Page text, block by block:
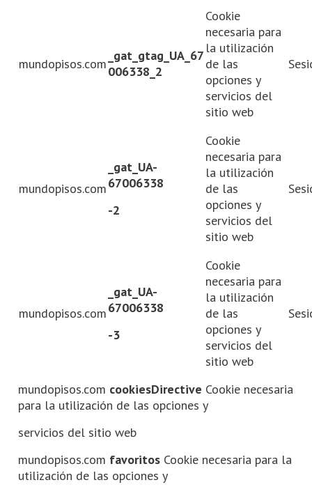
mundopisos.com
_gat_gtag_UA_67
006338_2
Cookie
necesaria para
la utilización
de las
opciones y
servicios del
sitio web
mundopisos.com
_gat_UA-
67006338
-2
Cookie
necesaria para
la utilización
de las
opciones y
servicios del
sitio web
mundopisos.com
_gat_UA-
67006338
-3
Cookie
necesaria para
la utilización
de las
opciones y
servicios del
sitio web
mundopisos.com cookiesDirective Cookie necesaria
para la utilización de las opciones y
servicios del sitio web
mundopisos.com favoritos Cookie necesaria para la
utilización de las opciones y